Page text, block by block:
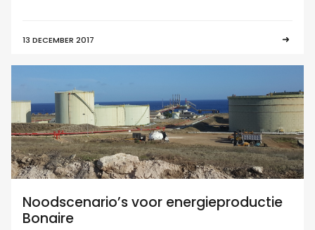
13 DECEMBER 2017
Noodscenario’s voor energieproductie
Bonaire